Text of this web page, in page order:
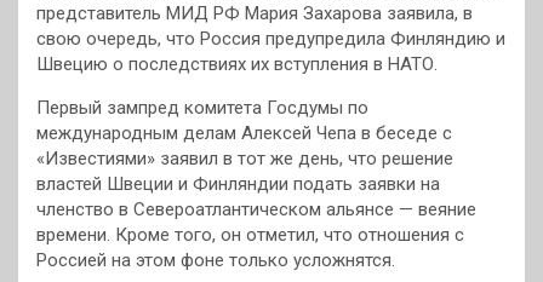
представитель МИД РФ Мария Захарова заявила, в
свою очередь, что Россия предупредила Финляндию и
Швецию о последствиях их вступления в НАТО.
Первый зампред комитета Госдумы по
международным делам Алексей Чепа в беседе с
«Известиями» заявил в тот же день, что решение
властей Швеции и Финляндии подать заявки на
членство в Североатлантическом альянсе — веяние
времени. Кроме того, он отметил, что отношения с
Россией на этом фоне только усложнятся.